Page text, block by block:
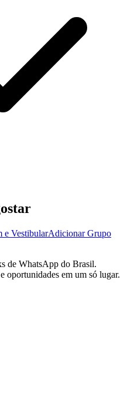
e VestibularAdicionar Grupo
de WhatsApp do Brasil.
oportunidades em um só lugar.